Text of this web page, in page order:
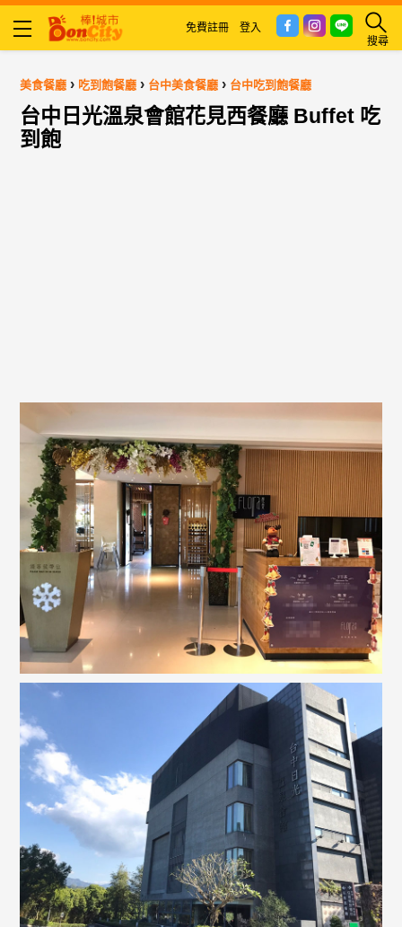
搜尋
免費註冊 登入
美食餐廳 › 吃到飽餐廳 › 台中美食餐廳 › 台中吃到飽餐廳
台中日光溫泉會館花見西餐廳 Buffet 吃
到飽